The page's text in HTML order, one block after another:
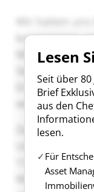
Lesen
Seit über 80
Brief
aus den
lesen.
Für
Asset